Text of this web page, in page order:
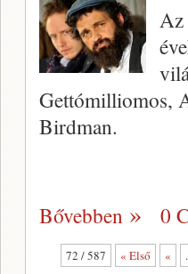
Az
Gettómilliomos,
Birdman.
Bővebben 0
72 / 587 « Első «